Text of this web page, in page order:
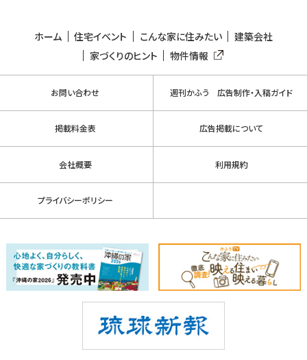
ホーム 住宅イベント こんな家に住みたい
建築会社
家づくりのヒント
物件情報
お問い合わせ 週刊かふう 広告制作・入稿ガイド
掲載料金表 広告掲載について
会社概要 利用規約
プライバシーポリシー